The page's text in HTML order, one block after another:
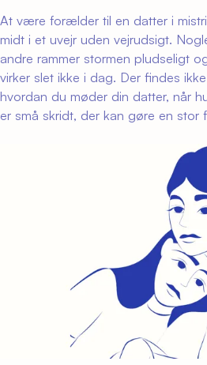
At være forælder til en datter i
midt i et uvejr uden vejrudsigt.
andre rammer stormen pludseligt
virker slet ikke i dag. Der findes
hvordan du møder din datter, når
er små skridt, der kan gøre en stor